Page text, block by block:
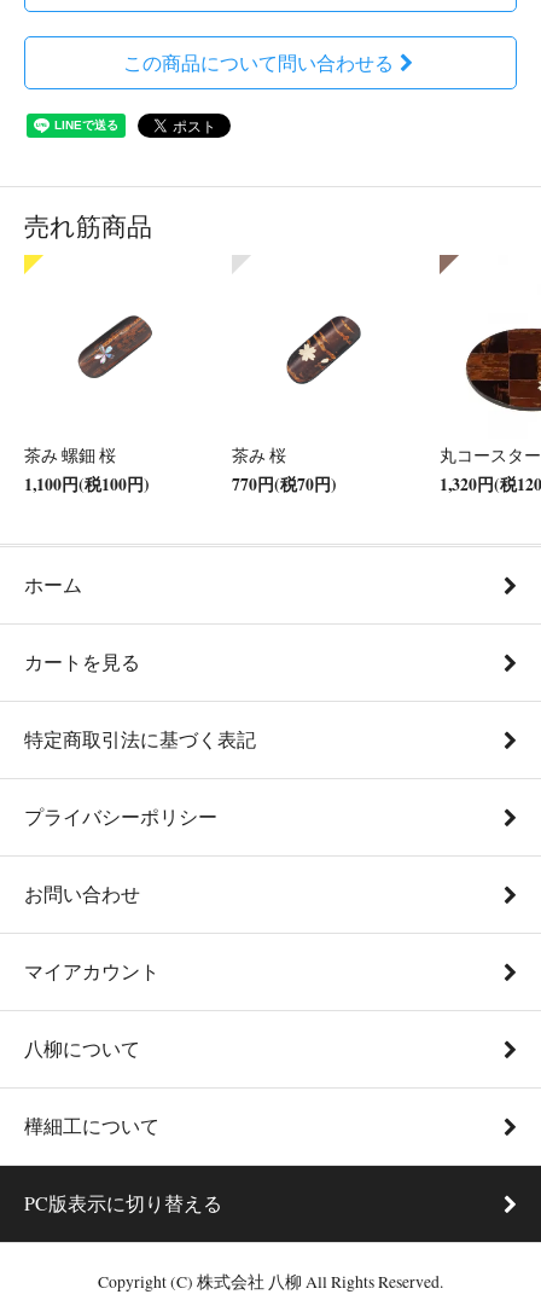
この商品について問い合わせる
売れ筋商品
茶み 螺鈿 桜
1,100円(税100円)
茶み 桜
770円(税70円)
丸コースタ
1,320円(税
ホーム
カートを見る
特定商取引法に基づく表記
プライバシーポリシー
お問い合わせ
マイアカウント
八柳について
樺細工について
PC版表示に切り替える
Copyright (C) 株式会社 八柳 All Rights Reserved.